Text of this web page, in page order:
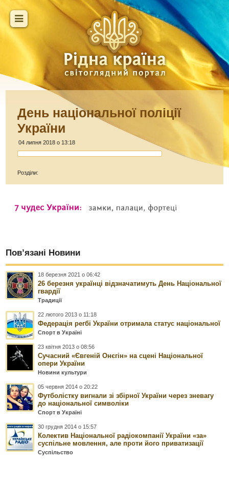
День національної поліції
України
04 липня 2018 о 13:18
Розділи:
Пов’язані Новини
18 березня 2021 о 06:42
26 березня українці відзначатимуть День Національної
гвардії
Традиції
22 лютого 2013 о 11:18
Федерація регбі України отримала статус національної
Спорт в Україні
23 квітня 2013 о 08:56
Сучасний «Євгеній Онєгін» на сцені Національної
опери України
Новини культури
05 червня 2014 о 20:22
Футболістку вигнали зі збірної України через зневагу
до національної символіки
Спорт в Україні
30 грудня 2014 о 15:57
Колектив Національної радіокомпанії України «за»
суспільне мовлення, але проти його приватизації
Суспільство